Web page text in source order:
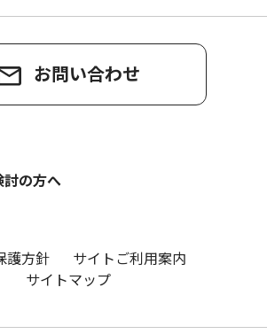
お問い合わせ
討の方へ
護方針
サイトご利用案内
サイトマップ